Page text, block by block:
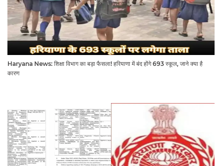
Haryana News: शिक्षा विभाग का बड़ा फैसला! हरियाणा में बंद होंगे 693 स्कूल, जाने क्या है
कारण